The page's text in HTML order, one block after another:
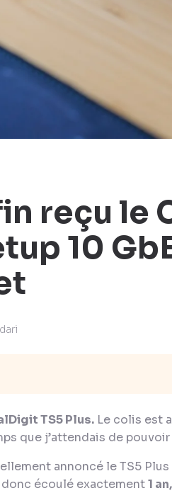
reçu le
10
TS5 Plus. Le colis est
que j’attendais de
annoncé le TS5
donc écoulé exactement1